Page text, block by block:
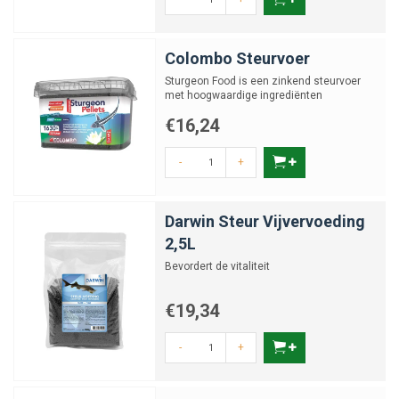
leefomgeving. Zo geniet je jarenlang van sterke, actieve en imposante
steuren die de trots van jouw vijver vormen.
Colombo Steurvoer
Sturgeon Food is een zinkend steurvoer
met hoogwaardige ingrediënten
€16,24
- +
Darwin Steur Vijvervoeding
2,5L
Bevordert de vitaliteit
€19,34
- +